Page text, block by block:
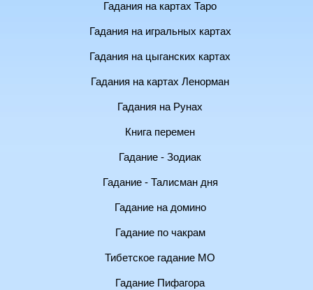
Гадания на картах Таро
Гадания на игральных картах
Гадания на цыганских картах
Гадания на картах Ленорман
Гадания на Рунах
Книга перемен
Гадание - Зодиак
Гадание - Талисман дня
Гадание на домино
Гадание по чакрам
Тибетское гадание МО
Гадание Пифагора